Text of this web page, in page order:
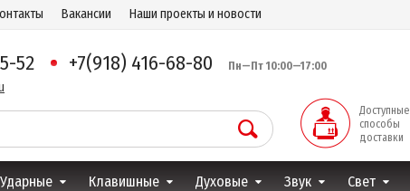
Вакансии Наши проекты и новости
52 +7(918) 416-68-80 Пн—Пт 10:00—17:00
Доступные
способы
доставки
Ударные Клавишные Духовые Звук Свет